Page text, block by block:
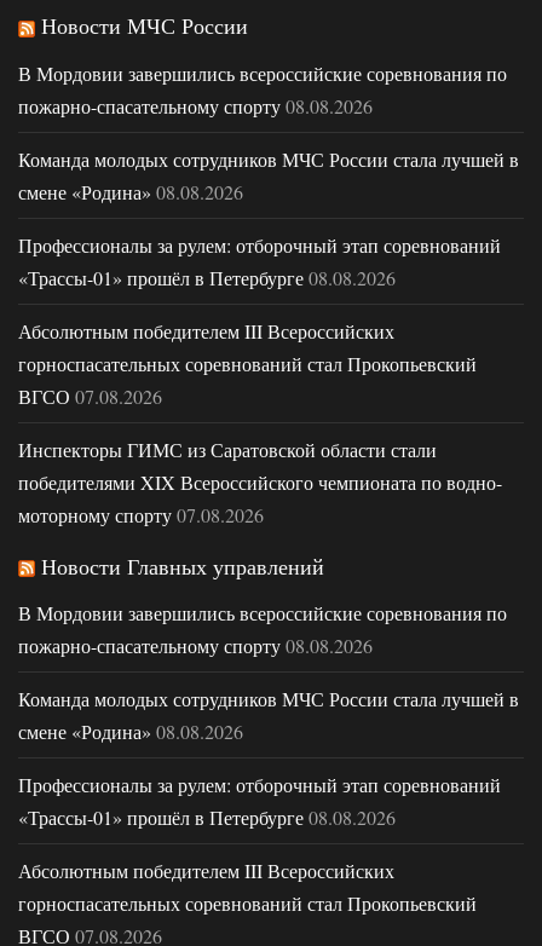
Новости МЧС России
В Мордовии завершились всероссийские соревнования по
пожарно-спасательному спорту08.08.2026
Команда молодых сотрудников МЧС России стала лучшей в
смене «Родина» 08.08.2026
Профессионалы за рулем: отборочный этап соревнований
«Трассы-01» прошёл в Петербурге08.08.2026
Абсолютным победителем III Всероссийских
горноспасательных соревнований стал Прокопьевский
ВГСО 07.08.2026
Инспекторы ГИМС из Саратовской области стали
победителями XIX Всероссийского чемпионата по водно-
моторному спорту07.08.2026
Новости Главных управлений
В Мордовии завершились всероссийские соревнования по
пожарно-спасательному спорту08.08.2026
Команда молодых сотрудников МЧС России стала лучшей в
смене «Родина» 08.08.2026
Профессионалы за рулем: отборочный этап соревнований
«Трассы-01» прошёл в Петербурге08.08.2026
Абсолютным победителем III Всероссийских
горноспасательных соревнований стал Прокопьевский
ВГСО 07.08.2026